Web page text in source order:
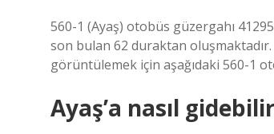
560-1 (Ayaş) otobüs güzergahı
son bulan 62 duraktan
görüntülemek için aşağıdaki 560-1
Ayaş’a nasıl